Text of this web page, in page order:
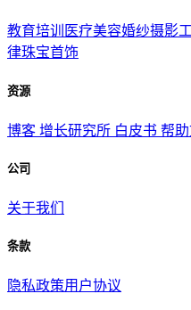
教育培训 医疗美容婚纱摄影
律珠宝首饰
资源
博客 增长研究所 白皮书 帮
公司
关于我们
条款
隐私政策用户协议